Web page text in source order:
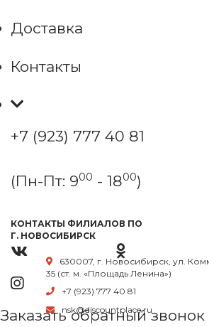
Доставка
Контакты
+7 (923) 777 40 81
(Пн-Пт: 900 - 1800)
КОНТАКТЫ ФИЛИАЛОВ ПО
Г. НОВОСИБИРСК
630007, г. Новосибирск, ул.
35 (ст. м. «Площадь Ленина»)
+7 (923) 777 40 81
nsk@discountplace.ru
Заказать обратный звонок